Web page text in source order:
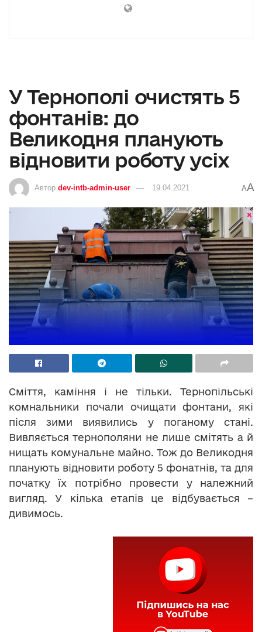
У Тернополі очистять 5
фонтанів: до
Великодня планують
відновити роботу усіх
Автор dev-intb-admin-user 19.04.2021 AA
Сміття, каміння і не тільки. Тернопільські
комнальники почали очищати фонтани, які
після зими виявились у поганому стані.
Вивляється тернополяни не лише смітять а й
нищать комунальне майно. Тож до Великодня
планують відновити роботу 5 фонатнів, та для
початку їх потрібно провести у належний
вигляд. У кілька етапів це відбувається –
дивимось.